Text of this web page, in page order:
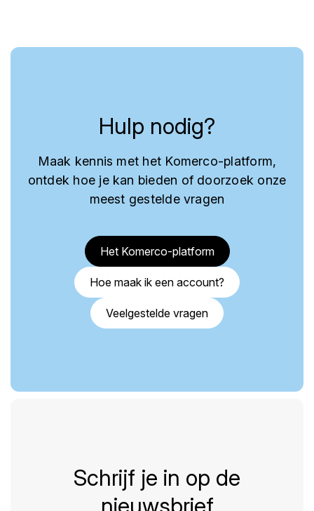
Hulp nodig?
Maak kennis met het Komerco-platform,
ontdek hoe je kan bieden of doorzoek onze
meest gestelde vragen
Het Komerco-platform
Hoe maak ik een account?
Veelgestelde vragen
Schrijf je in op de